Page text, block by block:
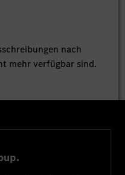
nach
mehr verfügbar sind.